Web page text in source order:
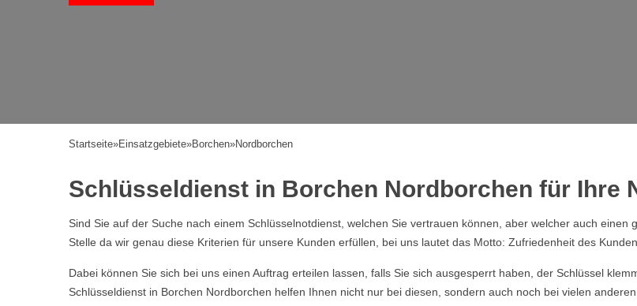
Startseite»Einsatzgebiete»Borchen»Nordborchen
Schlüsseldienst in Borchen Nordborchen für Ihre
Sind Sie auf der Suche nach einem Schlüsselnotdienst, welchen Sie vertrauen können, aber welcher auch
Stelle da wir genau diese Kriterien für unsere Kunden erfüllen, bei uns lautet das Motto: Zufriedenheit des
Dabei können Sie sich bei uns einen Auftrag erteilen lassen, falls Sie sich ausgesperrt haben, der Schlüssel
Schlüsseldienst in Borchen Nordborchen helfen Ihnen nicht nur bei diesen, sondern auch noch bei vielen